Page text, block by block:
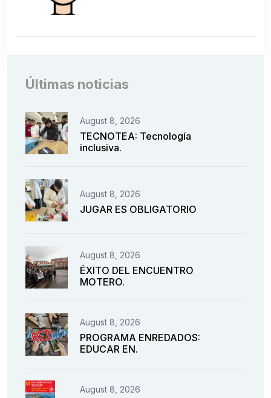
Últimas noticias
August 8, 2026
TECNOTEA: Tecnología
inclusiva.
August 8, 2026
JUGAR ES OBLIGATORIO
August 8, 2026
ÉXITO DEL ENCUENTRO
MOTERO.
August 8, 2026
PROGRAMA ENREDADOS:
EDUCAR EN.
August 8, 2026